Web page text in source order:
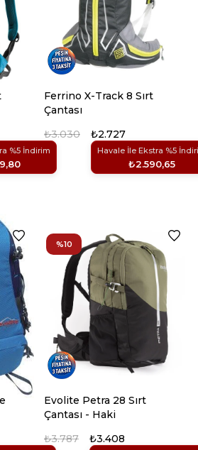
%5 İndirim
Ferrino X-Track 8 Sırt
Çantası
₺2.727
Havale İle Ekstra %5
₺2.590,65
₺3.030
Evolite Petra 28 Sırt
Çantası - Haki
₺3.408
₺3.787
%10